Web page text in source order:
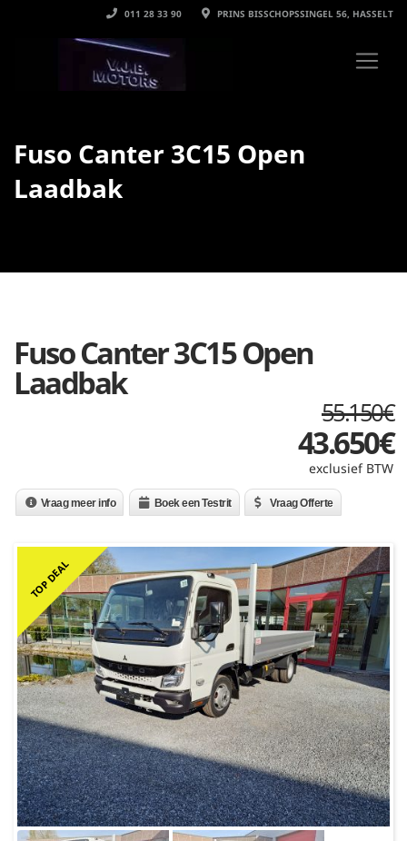
011 28 33 90 PRINS BISSCHOPSSINGEL 56, HASSELT
Fuso Canter 3C15 Open
Laadbak
Fuso Canter 3C15 Open
Laadbak
55.150€
43.650€
exclusief BTW
Vraag meer info Boek een Testrit Vraag Offerte
TOP DEAL